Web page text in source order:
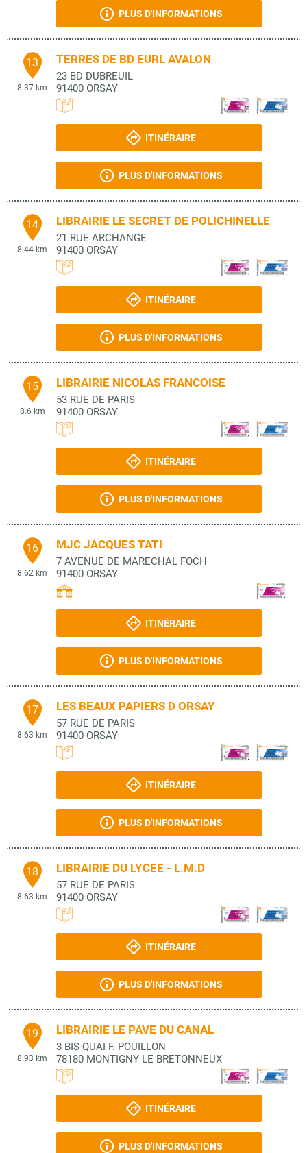
PLUS D'INFORMATIONS
13
8.37 km
TERRES DE BD EURL AVALON
23 BD DUBREUIL
91400 ORSAY
ITINÉRAIRE
PLUS D'INFORMATIONS
14
8.44 km
LIBRAIRIE LE SECRET DE POLICHINELLE
21 RUE ARCHANGE
91400 ORSAY
ITINÉRAIRE
PLUS D'INFORMATIONS
15
8.6 km
LIBRAIRIE NICOLAS FRANCOISE
53 RUE DE PARIS
91400 ORSAY
ITINÉRAIRE
PLUS D'INFORMATIONS
16
8.62 km
MJC JACQUES TATI
7 AVENUE DE MARECHAL FOCH
91400 ORSAY
ITINÉRAIRE
PLUS D'INFORMATIONS
17
8.63 km
LES BEAUX PAPIERS D ORSAY
57 RUE DE PARIS
91400 ORSAY
ITINÉRAIRE
PLUS D'INFORMATIONS
18
8.63 km
LIBRAIRIE DU LYCEE - L.M.D
57 RUE DE PARIS
91400 ORSAY
ITINÉRAIRE
PLUS D'INFORMATIONS
19
8.93 km
LIBRAIRIE LE PAVE DU CANAL
3 BIS QUAI F. POUILLON
78180 MONTIGNY LE BRETONNEUX
ITINÉRAIRE
PLUS D'INFORMATIONS